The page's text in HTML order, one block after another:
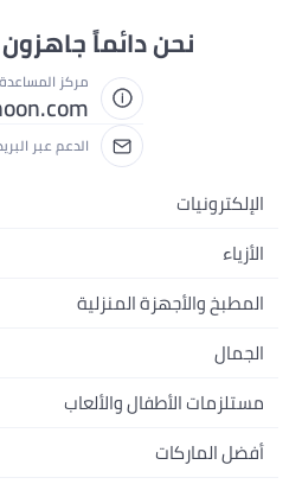
نحن دائماً
مركز المساعدة
الدعم عبر
الإلكترونيات
الجوالات
اللابتوبات
الأجهزة المنزلية
التلفزيونات
السماعات
الأزياء
أزياء نسائية
أزياء البنات
أزياء الأولاد
المجوهرات
المطبخ والأجهزة المنزلية
الحمام
المطبخ والسفرة
أدوات وتحسين المنزل
الجمال
العطور
العناية بالشعر
مستلزمات الأطفال والألعاب
الحفاضات
أفضل الماركات